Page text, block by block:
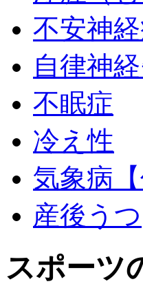
不安神
自律神
不眠症
冷え性
気象病
産後うつ
スポーツ